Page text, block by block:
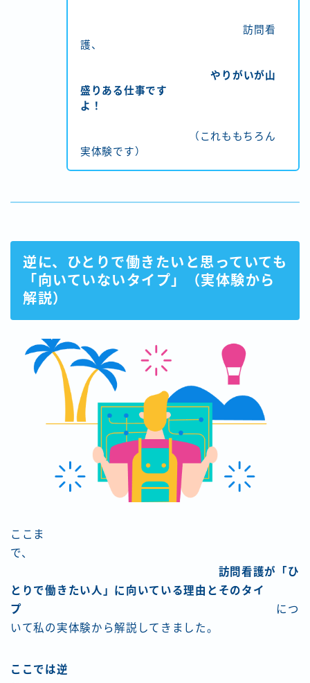
訪問看
護、
やりがいが山
盛りある仕事です
よ！
（これももちろん
実体験です）
逆に、ひとりで働きたいと思っていても
「向いていないタイプ」（実体験から
解説）
ここま
で、
訪問看護が「ひ
とりで働きたい人」に向いている理由とそのタイ
プ につ
いて私の実体験から解説してきました。
ここでは逆